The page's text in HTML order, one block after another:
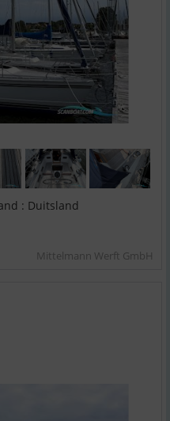
: Duitsland
Mittelmann Werft GmbH